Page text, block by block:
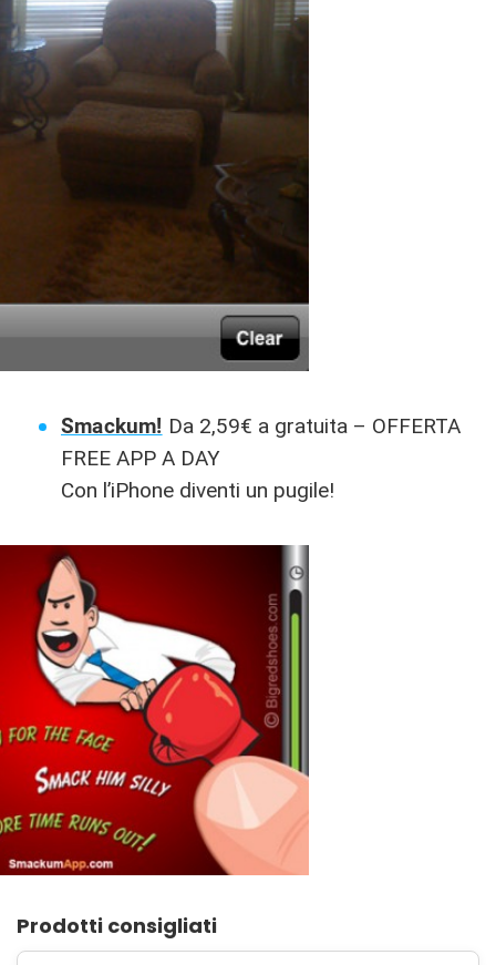
Smackum! Da 2,59€ a gratuita – OFFERTA
FREE APP A DAY
Con l’iPhone diventi un pugile!
Prodotti consigliati